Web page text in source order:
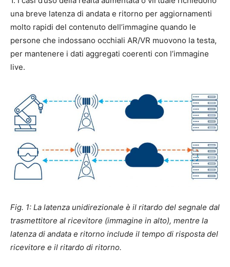
una breve latenza di andata e ritorno per aggiornamenti
molto rapidi del contenuto dell’immagine quando le
persone che indossano occhiali AR/VR muovono la testa,
per mantenere i dati aggregati coerenti con l’immagine
live.
Fig. 1: La latenza unidirezionale è il ritardo del segnale dal
trasmettitore al ricevitore (immagine in alto), mentre la
latenza di andata e ritorno include il tempo di risposta del
ricevitore e il ritardo di ritorno.